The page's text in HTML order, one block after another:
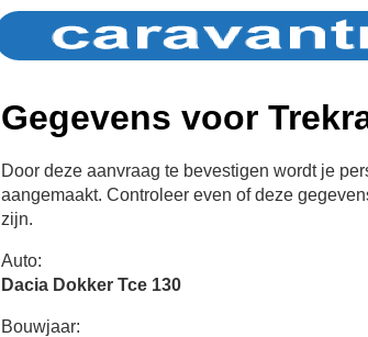
Gegevens voor
Door deze aanvraag te bevestigen wordt je
aangemaakt. Controleer even of deze
zijn.
Auto:
Dacia Dokker Tce 130
Bouwjaar: